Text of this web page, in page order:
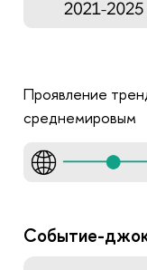
Проявление
среднемировым
Событие-